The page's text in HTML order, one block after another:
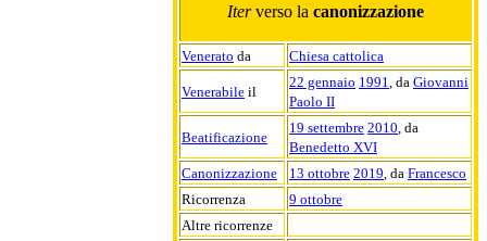
Iterverso la canonizzazione
Venerato da Chiesa cattolica
Venerabile il
22 gennaio 1991 , da Giovanni
Paolo II
Beatificazione
19 settembre 2010 , da
Benedetto XVI
Canonizzazione
13 ottobre 2019 , da Francesco
Ricorrenza
9 ottobre
Altre ricorrenze